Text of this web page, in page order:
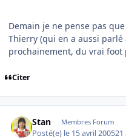
Demain je ne pense pas
Thierry (qui en a aussi
prochainement, du vrai foot
Citer
Stan Membres Forum
Posté(e) le 15 avril 200521